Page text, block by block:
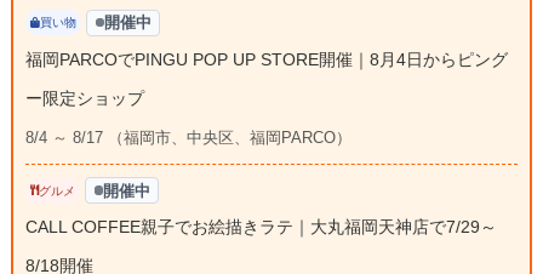
買い物 開催中
福岡PARCOでPINGU POP UP STORE開催｜8月4日からピング
ー限定ショップ
8/4 ～ 8/17 （福岡市、中央区、福岡PARCO）
グルメ 開催中
CALL COFFEE親子でお絵描きラテ｜大丸福岡天神店で7/29～
8/18開催